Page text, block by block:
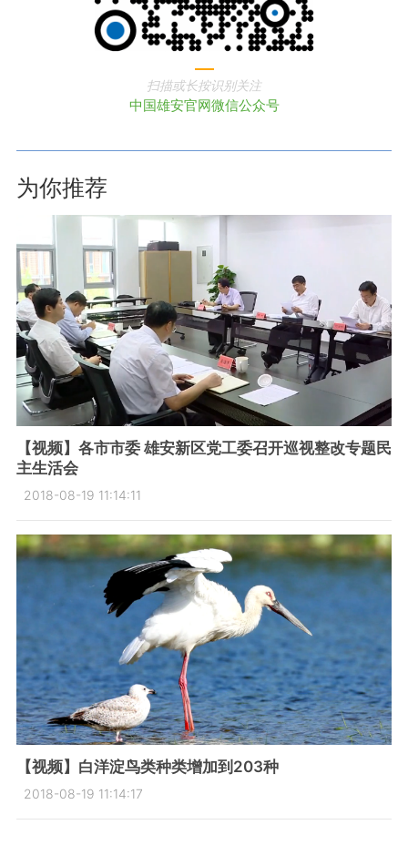
扫描或长按识别关注
中国雄安官网微信公众号
为你推荐
【视频】各市市委 雄安新区党工委召开巡视整改专题民
主生活会
2018-08-19 11:14:11
【视频】白洋淀鸟类种类增加到203种
2018-08-19 11:14:17